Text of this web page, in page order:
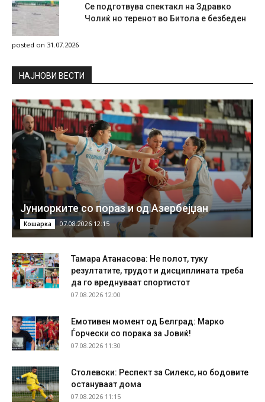
Се подготвува спектакл на Здравко
Чолиќ но теренот во Битола е безбеден
posted on 31.07.2026
НAЈНОВИ ВЕСТИ
Јуниорките со пораз и од Азербејџан
Кошарка 07.08.2026 12:15
Тамара Атанасова: Не полот, туку
резултатите, трудот и дисциплината треба
да го вреднуваат спортистот
07.08.2026 12:00
Емотивен момент од Белград: Марко
Ѓорчески со порака за Јовиќ!
07.08.2026 11:30
Столевски: Респект за Силекс, но бодовите
остануваат дома
07.08.2026 11:15